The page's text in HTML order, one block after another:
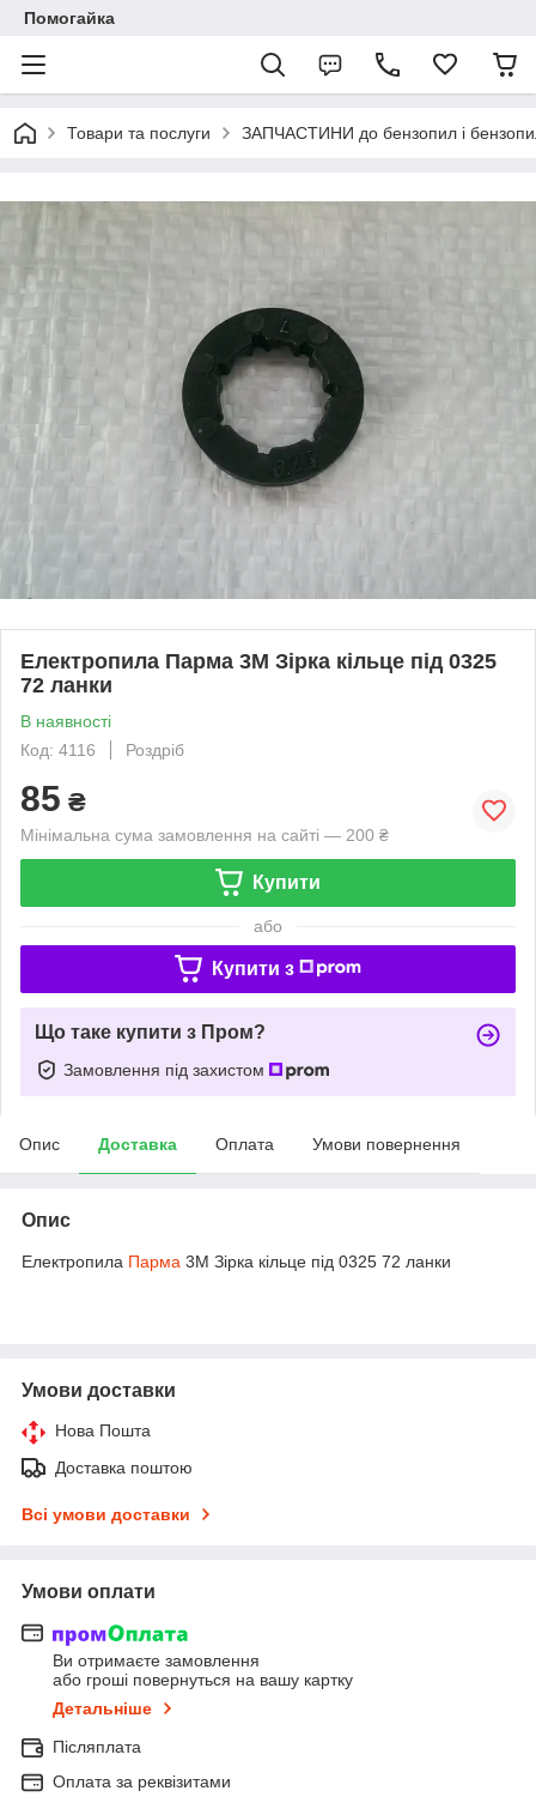
Помогайка
Товари та послуги ЗАПЧАСТИНИ до бензопил і
Електропила Парма 3М Зірка кільце під 0325
72 ланки
В наявності
Код: 4116
Роздріб
85 ₴
Мінімальна сума замовлення на сайті — 200 ₴
Купити
або
Купити з
Що таке купити з Пром?
Замовлення під захистом
Опис Доставка Оплата Умови повернення
Опис
Електропила Парма 3М Зірка кільце під 0325 72 ланки
Умови доставки
Нова Пошта
Доставка поштою
Всі умови доставки
Умови оплати
Ви отримаєте замовлення
або гроші повернуться на вашу картку
Детальніше
Післяплата
Оплата за реквізитами